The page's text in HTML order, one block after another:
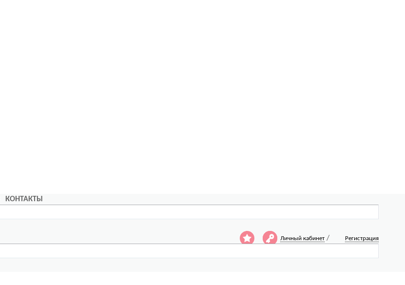
КОНТАКТЫ
Личный кабинет / Регистрация